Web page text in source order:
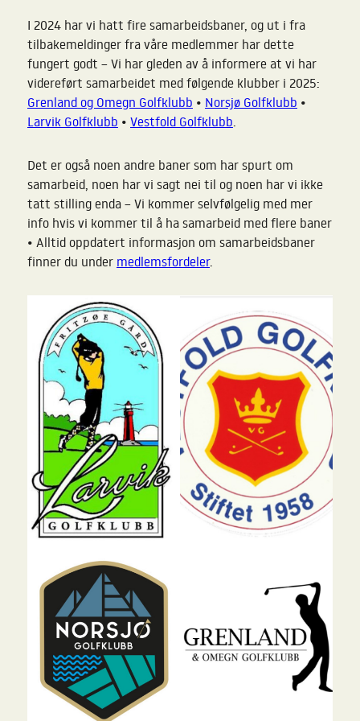
I 2024 har vi hatt fire samarbeidsbaner, og ut i fra
tilbakemeldinger fra våre medlemmer har dette
fungert godt – Vi har gleden av å informere at vi har
videreført samarbeidet med følgende klubber i 2025:
Grenland og Omegn Golfklubb • Norsjø Golfklubb •
Larvik Golfklubb • Vestfold Golfklubb.
Det er også noen andre baner som har spurt om
samarbeid, noen har vi sagt nei til og noen har vi ikke
tatt stilling enda – Vi kommer selvfølgelig med mer
info hvis vi kommer til å ha samarbeid med flere baner
• Alltid oppdatert informasjon om samarbeidsbaner
finner du under medlemsfordeler.